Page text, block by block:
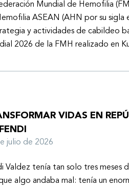
Mundial de Hemofilia
ASEAN (AHN por su sigla
y actividades de cabildeo
2026 de la FMH realizado en
VIDAS EN
julio de 2026
Valdez tenía tan solo tres meses
algo andaba mal: tenía un